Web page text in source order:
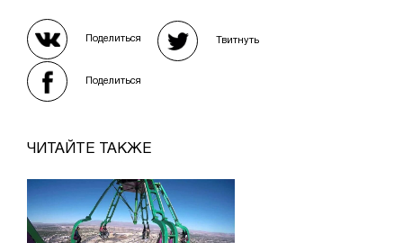
Поделиться Твитнуть
Поделиться
ЧИТАЙТЕ ТАКЖЕ